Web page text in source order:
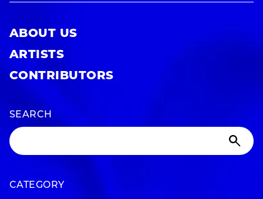
ABOUT US
ARTISTS
CONTRIBUTORS
SEARCH
CATEGORY